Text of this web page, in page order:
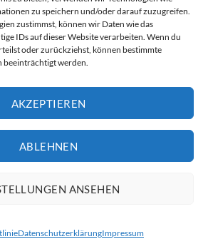
zu speichern und/oder darauf zuzugreifen.
zustimmst, können wir Daten wie das
IDs auf dieser Website verarbeiten. Wenn du
oder zurückziehst, können bestimmte
beeinträchtigt werden.
AKZEPTIEREN
ABLEHNEN
ANSEHEN
DatenschutzerklärungImpressum
Vorkasse Rechnung